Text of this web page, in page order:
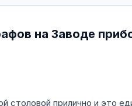
на Заводе
столовой прилично и это